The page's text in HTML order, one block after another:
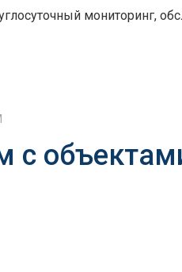
мониторинг,
с